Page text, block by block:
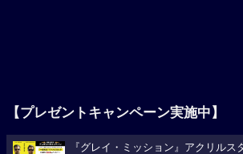
【プレゼントキャンペーン実施中】
『グレイ・ミッション』アクリルス